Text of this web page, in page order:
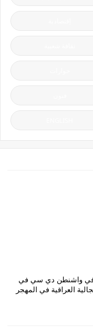
في واشنطن دي سي في
العراقية في المهجر